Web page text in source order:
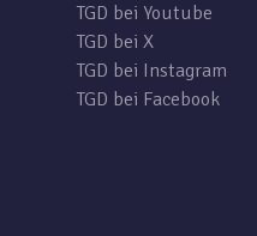
TGD bei Youtube
TGD bei X
TGD bei Instagram
TGD bei Facebook